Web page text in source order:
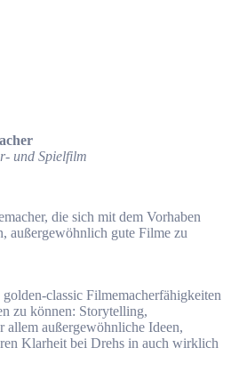
und Spielfilm
die sich mit dem Vorhaben
außergewöhnlich gute Filme zu
classic Filmemacherfähigkeiten
zu können: Storytelling,
außergewöhnliche Ideen,
Klarheit bei Drehs in auch wirklich